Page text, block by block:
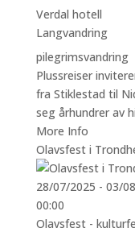
Verdal hotell
Langvandring
pilegrimsvandring
Plussreiser
fra Stiklestad til
seg århundrer av
More Info
Olavsfest i
28/07/2025 - 03/
00:00
Olavsfest -